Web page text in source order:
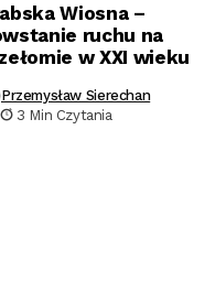
Wiosna –
ruchu na
w XXI wieku
Przemysław Sierechan
3 Min Czytania